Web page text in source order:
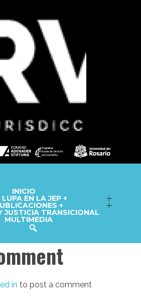
INICIO
LUPA EN LA JEP +
a macrocasos
Fichas técnicas
informativas
+
del Observatorio
Repositorio
JUSTICIA TRANSICIONAL
MULTIMEDIA
in to post a comment